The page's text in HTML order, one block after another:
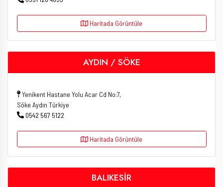
Haritada Görüntüle
AYDIN / SÖKE
Yenikent Hastane Yolu Acar Cd No:7,
Söke Aydın Türkiye
0542 567 5122
Haritada Görüntüle
BALIKESİR